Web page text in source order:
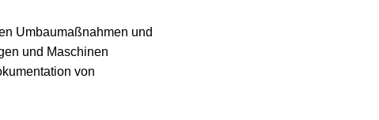
Umbaumaßnahmen und
und Maschinen
von